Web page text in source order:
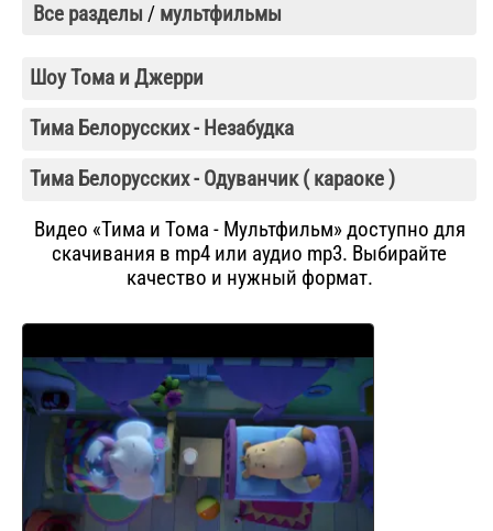
Все разделы / мультфильмы
Шоу Тома и Джерри
Тима Белорусских - Незабудка
Тима Белорусских - Одуванчик ( караоке )
Видео «Тима и Тома - Мультфильм» доступно для
скачивания в mp4 или аудио mp3. Выбирайте
качество и нужный формат.